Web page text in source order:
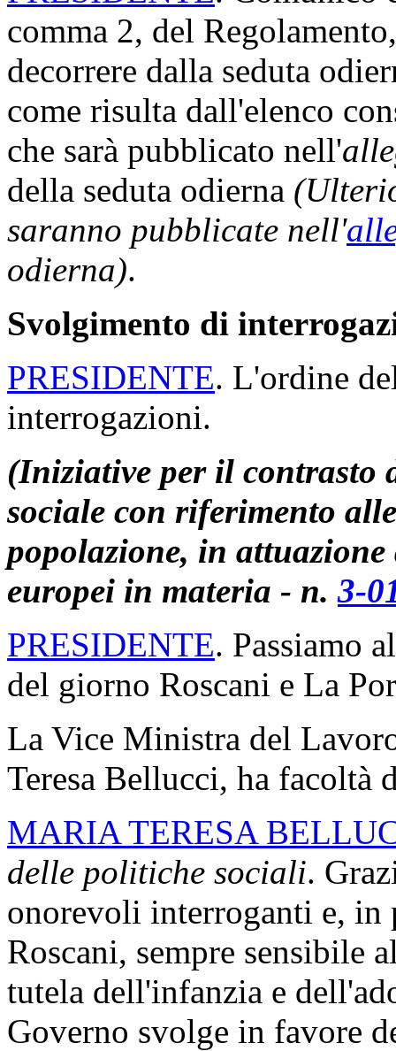
comma 2, del
decorrere dalla seduta
come risulta dall'elenco
che sarà pubblicato nell'
della seduta odierna
saranno pubblicate nell'
odierna).
Svolgimento di
PRESIDENTE. L'ordine
interrogazioni.
(Iniziative per il contrasto
sociale con riferimento
popolazione, in
europei in materia - n.3-
PRESIDENTE. Passiamo
del giorno Roscani e La
La Vice Ministra del
Teresa Bellucci, ha facoltà
MARIA TERESA
delle politiche sociali.
onorevoli interroganti e, in
Roscani, sempre sensibile
tutela dell'infanzia e
Governo svolge in favore